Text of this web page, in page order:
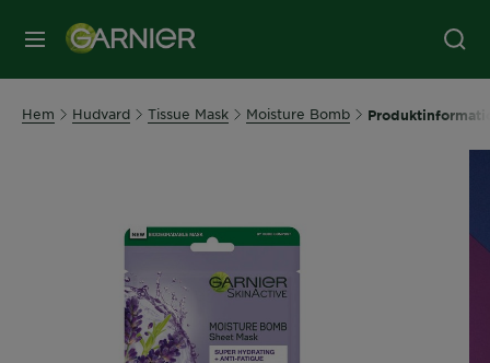
MENY
Hem Hudvard Tissue Mask Moisture Bomb